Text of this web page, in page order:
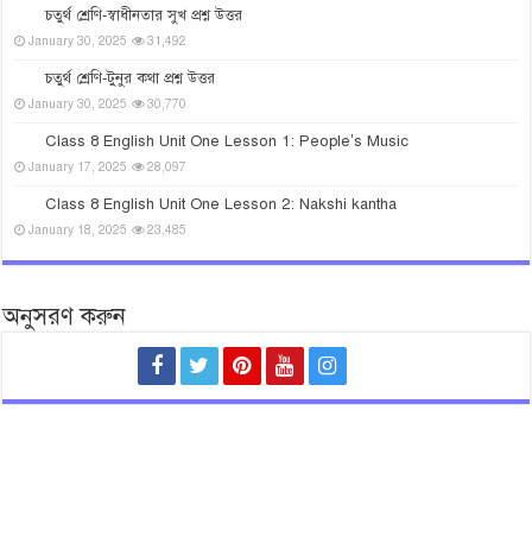
চতুর্থ শ্রেণি-স্বাধীনতার সুখ প্রশ্ন উত্তর
January 30, 2025 31,492
চতুর্থ শ্রেণি-টুনুর কথা প্রশ্ন উত্তর
January 30, 2025 30,770
Class 8 English Unit One Lesson 1: People’s Music
January 17, 2025 28,097
Class 8 English Unit One Lesson 2: Nakshi kantha
January 18, 2025 23,485
অনুসরণ করুন